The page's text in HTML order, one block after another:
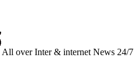
All over Inter & internet News 24/7